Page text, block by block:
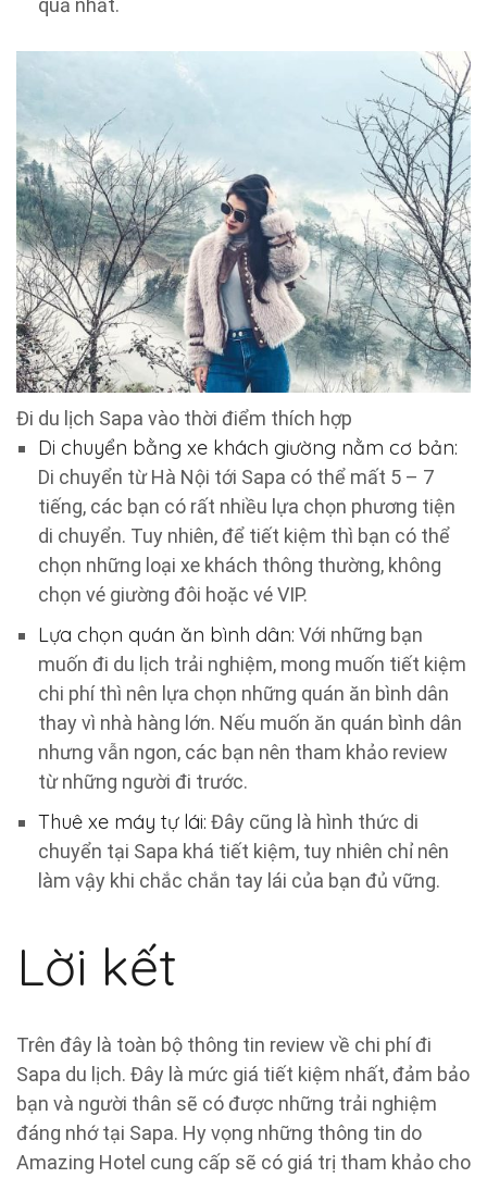
Đi du lịch Sapa vào thời điểm thích hợp
Di chuyển bằng xe khách giường nằm cơ bản:
Di chuyển từ Hà Nội tới Sapa có thể mất 5 – 7
tiếng, các bạn có rất nhiều lựa chọn phương tiện
di chuyển. Tuy nhiên, để tiết kiệm thì bạn có thể
chọn những loại xe khách thông thường, không
chọn vé giường đôi hoặc vé VIP.
Lựa chọn quán ăn bình dân: Với những bạn
muốn đi du lịch trải nghiệm, mong muốn tiết kiệm
chi phí thì nên lựa chọn những quán ăn bình dân
thay vì nhà hàng lớn. Nếu muốn ăn quán bình dân
nhưng vẫn ngon, các bạn nên tham khảo review
từ những người đi trước.
Thuê xe máy tự lái: Đây cũng là hình thức di
chuyển tại Sapa khá tiết kiệm, tuy nhiên chỉ nên
làm vậy khi chắc chắn tay lái của bạn đủ vững.
Lời kết
Trên đây là toàn bộ thông tin review về chi phí đi
Sapa du lịch. Đây là mức giá tiết kiệm nhất, đảm bảo
bạn và người thân sẽ có được những trải nghiệm
đáng nhớ tại Sapa. Hy vọng những thông tin do
Amazing Hotel cung cấp sẽ có giá trị tham khảo cho